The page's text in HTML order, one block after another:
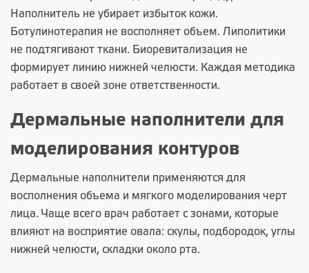
Наполнитель не убирает избыток кожи.
Ботулинотерапия не восполняет объем. Липолитики
не подтягивают ткани. Биоревитализация не
формирует линию нижней челюсти. Каждая методика
работает в своей зоне ответственности.
Дермальные наполнители для
моделирования контуров
Дермальные наполнители применяются для
восполнения объема и мягкого моделирования черт
лица. Чаще всего врач работает с зонами, которые
влияют на восприятие овала: скулы, подбородок, углы
нижней челюсти, складки около рта.